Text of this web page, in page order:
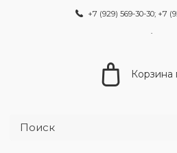
+7 (929) 569-30-30; +7
Корзина